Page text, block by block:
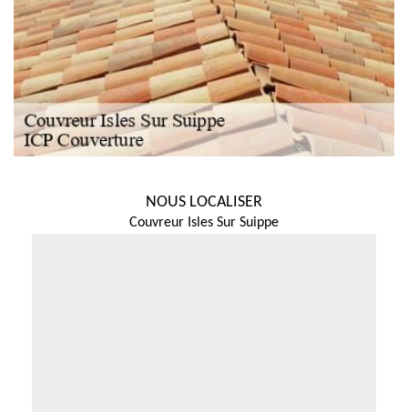
NOUS LOCALISER
Couvreur Isles Sur Suippe